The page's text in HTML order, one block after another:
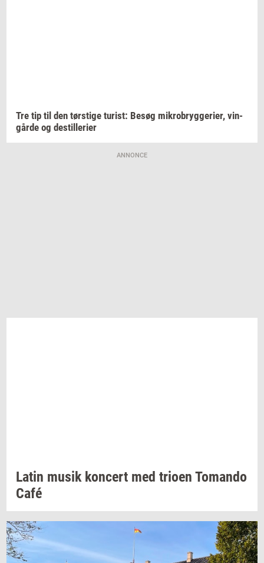
Tre tip til den tørsti­ge turist: Besøg mi­kro­bryg­ge­ri­er, vin­
går­de og destil­le­ri­er
ANNONCE
Latin musik kon­cert med trio­en To­man­do
Café